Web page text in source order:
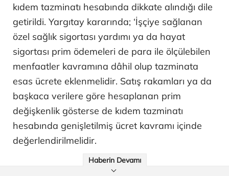
kıdem tazminatı hesabında dikkate alındığı dile
getirildi. Yargıtay kararında; ‘İşçiye sağlanan
özel sağlık sigortası yardımı ya da hayat
sigortası prim ödemeleri de para ile ölçülebilen
menfaatler kavramına dâhil olup tazminata
esas ücrete eklenmelidir. Satış rakamları ya da
başkaca verilere göre hesaplanan prim
değişkenlik gösterse de kıdem tazminatı
hesabında genişletilmiş ücret kavramı içinde
değerlendirilmelidir.
Haberin Devamı